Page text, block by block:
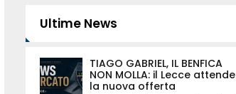
Ultime News
TIAGO GABRIEL, IL BENFICA
NON MOLLA: il Lecce attende
la nuova offerta